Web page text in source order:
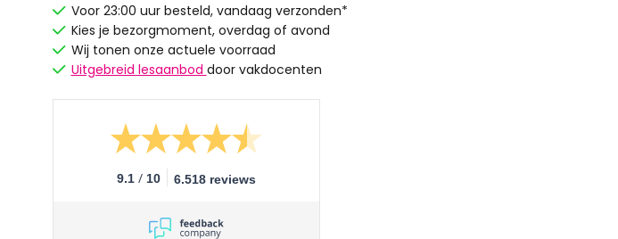
Voor 23:00 uur besteld, vandaag verzonden*
Kies je bezorgmoment, overdag of avond
Wij tonen onze actuele voorraad
Uitgebreid lesaanbod door vakdocenten
9.1 / 10 6.518 reviews